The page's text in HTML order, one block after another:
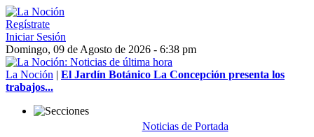
Regístrate
Iniciar Sesión
Domingo, 09 de Agosto de 2026 - 6:38 pm
La Noción | El Jardín Botánico La Concepción presenta los
trabajos...
Noticias de Portada